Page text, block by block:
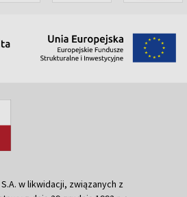
w likwidacji, związanych z